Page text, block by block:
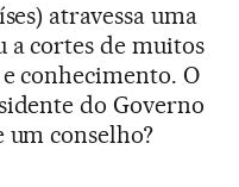
atravessa uma
a cortes de muitos
conhecimento. O
do Governo
um conselho?